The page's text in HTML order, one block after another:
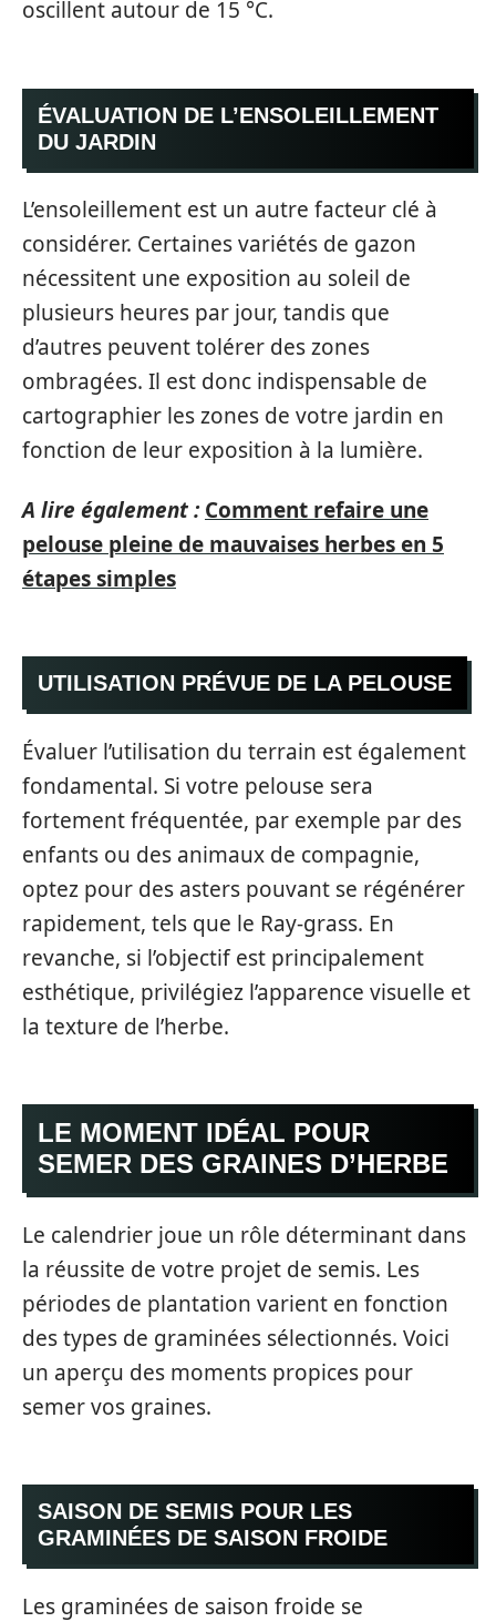
oscillent autour de 15 °C.
ÉVALUATION DE L’ENSOLEILLEMENT
DU JARDIN
L’ensoleillement est un autre facteur clé à
considérer. Certaines variétés de gazon
nécessitent une exposition au soleil de
plusieurs heures par jour, tandis que
d’autres peuvent tolérer des zones
ombragées. Il est donc indispensable de
cartographier les zones de votre jardin en
fonction de leur exposition à la lumière.
A lire également : Comment refaire une
pelouse pleine de mauvaises herbes en 5
étapes simples
UTILISATION PRÉVUE DE LA PELOUSE
Évaluer l’utilisation du terrain est également
fondamental. Si votre pelouse sera
fortement fréquentée, par exemple par des
enfants ou des animaux de compagnie,
optez pour des asters pouvant se régénérer
rapidement, tels que le Ray-grass. En
revanche, si l’objectif est principalement
esthétique, privilégiez l’apparence visuelle et
la texture de l’herbe.
LE MOMENT IDÉAL POUR
SEMER DES GRAINES D’HERBE
Le calendrier joue un rôle déterminant dans
la réussite de votre projet de semis. Les
périodes de plantation varient en fonction
des types de graminées sélectionnés. Voici
un aperçu des moments propices pour
semer vos graines.
SAISON DE SEMIS POUR LES
GRAMINÉES DE SAISON FROIDE
Les graminées de saison froide se